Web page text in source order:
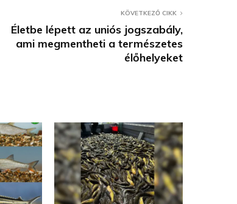
KÖVETKEZŐ CIKK
Életbe lépett az uniós jogszabály,
ami megmentheti a természetes
élőhelyeket